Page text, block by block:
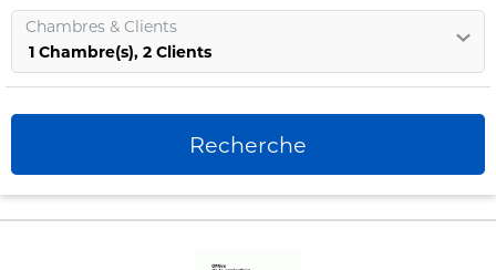
Chambres& Clients
1 Chambre(s), 2 Clients
Recherche